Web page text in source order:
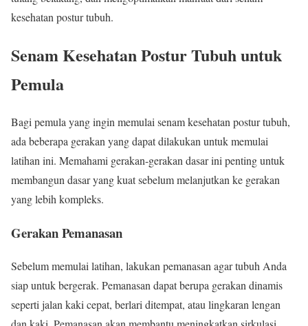
kesehatan postur tubuh.
Senam Kesehatan Postur Tubuh untuk
Pemula
Bagi pemula yang ingin memulai senam kesehatan postur tubuh,
ada beberapa gerakan yang dapat dilakukan untuk memulai
latihan ini. Memahami gerakan-gerakan dasar ini penting untuk
membangun dasar yang kuat sebelum melanjutkan ke gerakan
yang lebih kompleks.
Gerakan Pemanasan
Sebelum memulai latihan, lakukan pemanasan agar tubuh Anda
siap untuk bergerak. Pemanasan dapat berupa gerakan dinamis
seperti jalan kaki cepat, berlari ditempat, atau lingkaran lengan